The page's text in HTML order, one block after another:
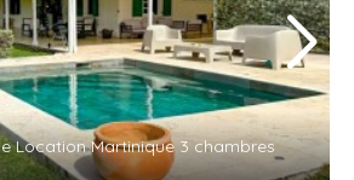
Location Martinique 3 chambres